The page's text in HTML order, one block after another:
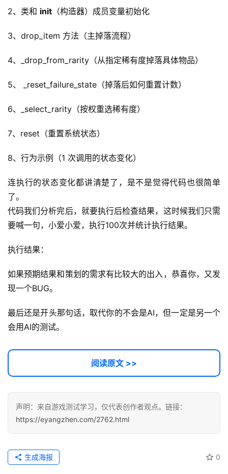
营
记
录
经
教
件
用
服
务
项
目
A
提
示
开
代
常
用
链
登录 注册
2、类和 init （构造器）成员变量初始化
3、drop_item 方法（主掉落流程）
4、_drop_from_rarity（从指定稀有度掉落具体物品）
5、 _reset_failure_state（掉落后如何重置计数）
6、_select_rarity（按权重选稀有度）
7、reset（重置系统状态）
8、行为示例（1 次调用的状态变化）
连执行的状态变化都讲清楚了，是不是觉得代码也很简单
了。
代码我们分析完后，就要执行后检查结果，这时候我们只需
要喊一句，小爱小爱，执行100次并统计执行结果。
执行结果：
如果预期结果和策划的需求有比较大的出入，恭喜你，又发
现一个BUG。
最后还是开头那句话，取代你的不会是AI，但一定是另一个
会用AI的测试。
阅读原文 >>
声明：来自游戏测试学习，仅代表创作者观点。链接：
https://eyangzhen.com/2762.html
0
生成海报